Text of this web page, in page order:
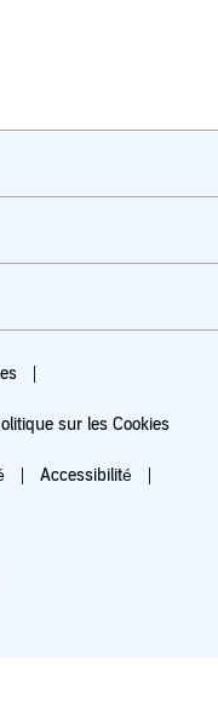
sur les Cookies
Accessibilité